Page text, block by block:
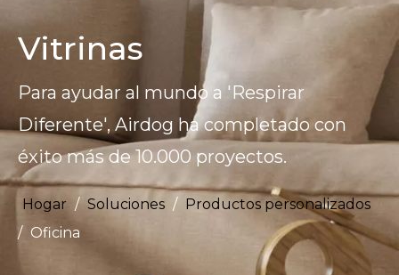
Vitrinas
Para ayudar al mundo a 'Respirar
Diferente', Airdog ha completado con
éxito más de 10.000 proyectos.
Hogar / Soluciones / Productos personalizados
/ Oficina